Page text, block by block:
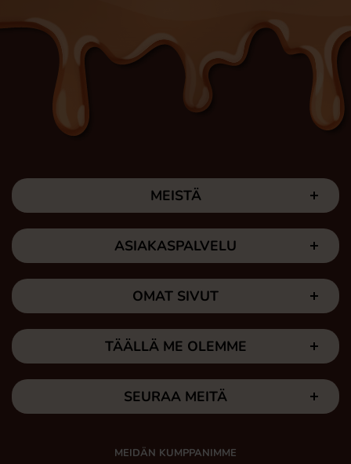
MEISTÄ
ASIAKASPALVELU
OMAT SIVUT
TÄÄLLÄ ME OLEMME
SEURAA MEITÄ
MEIDÄN KUMPPANIMME